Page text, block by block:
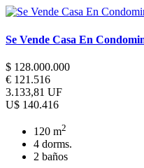
Se Vende Casa En
$ 128.000.000
€ 121.516
3.133,81 UF
U$ 140.416
120 m2
4 dorms.
2 baños